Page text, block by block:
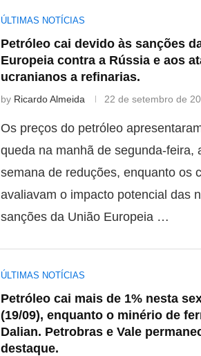
ÚLTIMAS NOTÍCIAS
Petróleo cai devido às sanções
Europeia contra a Rússia e aos
ucranianos a refinarias.
by Ricardo Almeida 22 de setembro de
Os preços do petróleo
queda na manhã de segunda-feira,
semana de reduções, enquanto os
avaliavam o impacto potencial das
sanções da União Europeia …
ÚLTIMAS NOTÍCIAS
Petróleo cai mais de 1% nesta
(19/09), enquanto o minério de
Dalian. Petrobras e Vale
destaque.